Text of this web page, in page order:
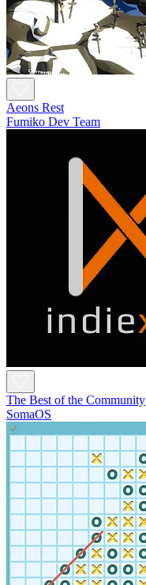
Aeons Rest
Fumiko Dev Team
The Best of the Community
SomaOS